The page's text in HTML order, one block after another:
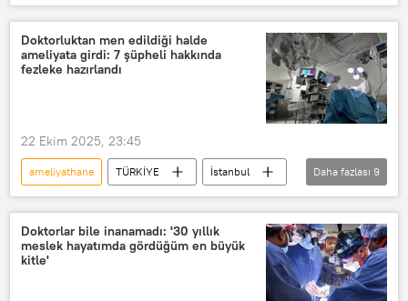
Fenerbahçe
Maç
Maç yayını
tarihi maç
Ameliyat
Doktorluktan men edildiği halde
ameliyata girdi: 7 şüpheli hakkında
fezleke hazırlandı
22 Ekim 2025, 23:45
ameliyathane TÜRKİYE
İstanbul
Türkiye
mide küçültme ameliyatı
mide kanaması
mide bulantısı
Mide
Ameliyat
yenidoğan
Daha fazlası 9
Doktorlar bile inanamadı: '30 yıllık
meslek hayatımda gördüğüm en büyük
kitle'